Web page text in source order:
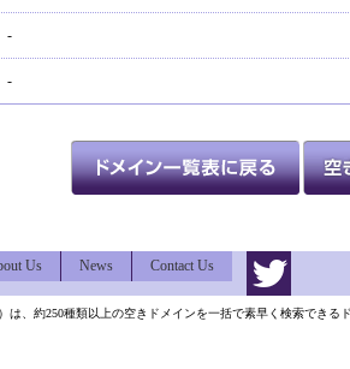
-
-
Us News Contact Us
は、約250種類以上の空きドメインを一括で素早く検索できる